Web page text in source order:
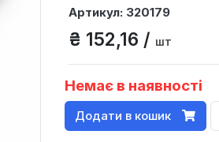
Артикул: 320179
₴ 152,16 / шт
Немає в наявності
Додати в кошик